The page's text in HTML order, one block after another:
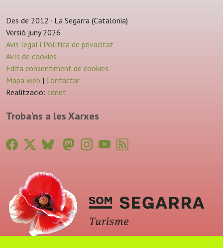
Des de 2012 · La Segarra (Catalonia)
Versió juny 2026
Avis legal i Política de privacitat
Avís de cookies
Edita consentiment de cookies
Mapa web | Contactar
Realització: cdnet
Troba'ns a les Xarxes